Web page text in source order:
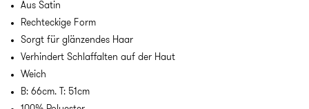
Aus Satin
Rechteckige Form
Sorgt für glänzendes Haar
Verhindert Schlaffalten auf der Haut
Weich
B: 66cm. T: 51cm